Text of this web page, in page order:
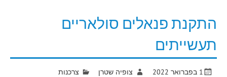
התקנת פנאלים סולאריים
תעשייתים
1 בפברואר 2022 צופיה שטרן צרכנות